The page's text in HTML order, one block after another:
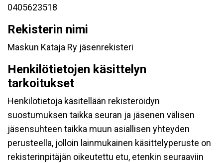
0405623518
Rekisterin nimi
Maskun Kataja Ry jäsenrekisteri
Henkilötietojen käsittelyn
tarkoitukset
Henkilötietoja käsitellään rekisteröidyn
suostumuksen taikka seuran ja jäsenen välisen
jäsensuhteen taikka muun asiallisen yhteyden
perusteella, jolloin lainmukainen käsittelyperuste on
rekisterinpitäjän oikeutettu etu, etenkin seuraaviin